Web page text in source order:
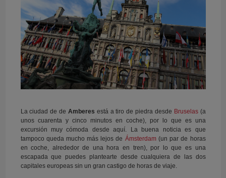
La ciudad de de Amberes está a tiro de piedra desde Bruselas(a
unos cuarenta y cinco minutos en coche), por lo que es una
excursión muy cómoda desde aquí. La buena noticia es que
tampoco queda mucho más lejos de Ámsterdam(un par de horas
en coche, alrededor de una hora en tren), por lo que es una
escapada que puedes plantearte desde cualquiera de las dos
capitales europeas sin un gran castigo de horas de viaje.